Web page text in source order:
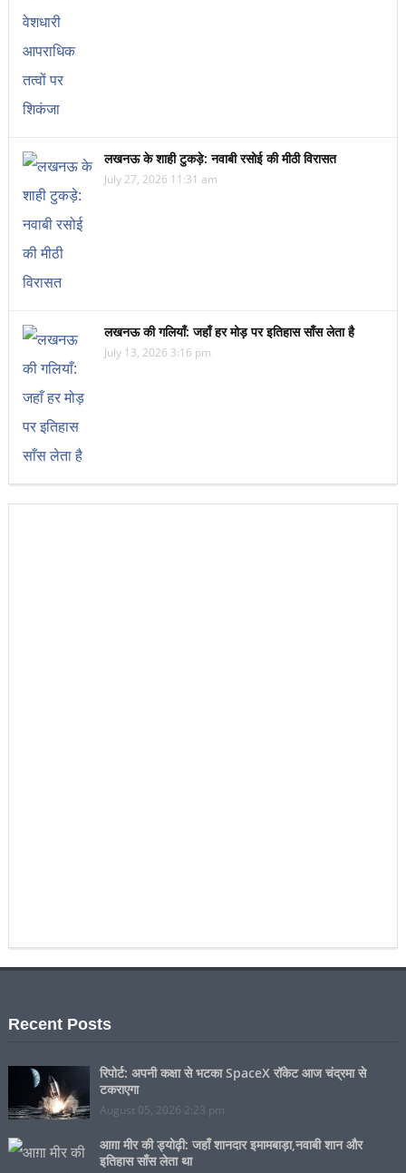
लखनऊ के शाही टुकड़े: नवाबी रसोई की मीठी विरासत
July 27, 2026 11:31 am
लखनऊ की गलियाँ: जहाँ हर मोड़ पर इतिहास साँस लेता है
July 13, 2026 3:16 pm
Recent Posts
रिपोर्ट: अपनी कक्षा से भटका SpaceX रॉकेट आज चंद्रमा से
टकराएगा
August 05, 2026 2:23 pm
आग़ा मीर की ड्योढ़ी: जहाँ शानदार इमामबाड़ा,नवाबी शान और
इतिहास साँस लेता था